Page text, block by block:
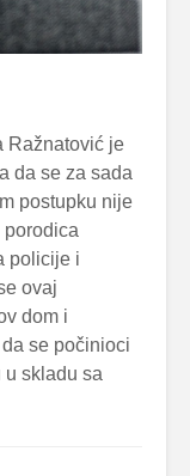
Ražnatović je
da se za sada
postupku nije
porodica
policije i
ovaj
dom i
se počinioci
u skladu sa